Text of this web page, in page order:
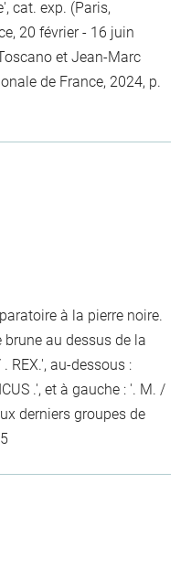
cat. exp. (Paris,
20 février - 16 juin
et Jean-Marc
de France, 2024, p.
à la pierre noire.
au dessus de la
REX.', au-dessous :
.', et à gauche : '. M. /
derniers groupes de